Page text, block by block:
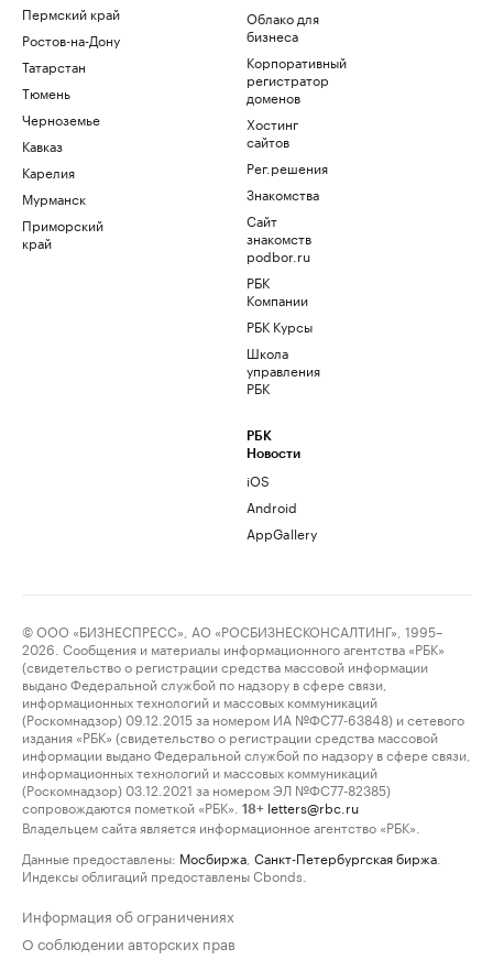
Пермский край
Ростов-на-Дону
Татарстан
Тюмень
Черноземье
Кавказ
Карелия
Мурманск
Приморский
край
Облако для
бизнеса
Корпоративный
регистратор
доменов
Хостинг
сайтов
Рег.решения
Знакомства
Сайт
знакомств
podbor.ru
РБК
Компании
РБК Курсы
Школа
управления
РБК
РБК
Новости
iOS
Android
AppGallery
© ООО «БИЗНЕСПРЕСС», АО «РОСБИЗНЕСКОНСАЛТИНГ», 1995–
2026. Сообщения и материалы информационного агентства «РБК»
(свидетельство о регистрации средства массовой информации
выдано Федеральной службой по надзору в сфере связи,
информационных технологий и массовых коммуникаций
(Роскомнадзор) 09.12.2015 за номером ИА №ФС77-63848) и сетевого
издания «РБК» (свидетельство о регистрации средства массовой
информации выдано Федеральной службой по надзору в сфере связи,
информационных технологий и массовых коммуникаций
(Роскомнадзор) 03.12.2021 за номером ЭЛ №ФС77-82385)
сопровождаются пометкой «РБК».
18+ letters@rbc.ru
Владельцем сайта является информационное агентство «РБК».
Данные предоставлены: Мосбиржа Санкт-Петербургская биржа
Индексы облигаций предоставлены Cbonds.
Информация об ограничениях
О соблюдении авторских прав